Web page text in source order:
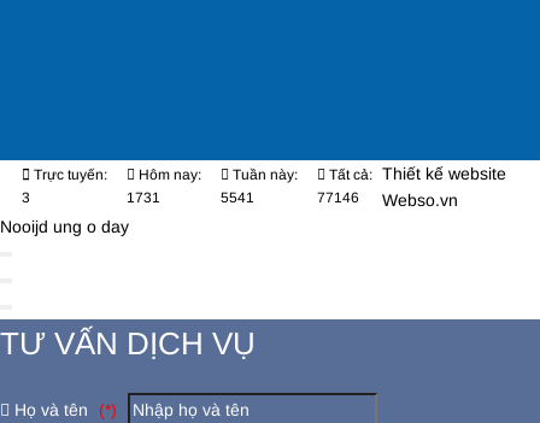
Trực tuyến:
3
Hôm nay:
1731
Tuần này:
5541
Tất cả:
77146
Thiết kế website
Webso.vn
Nooijd ung o day
TƯ VẤN DỊCH VỤ
Họ và tên (*)